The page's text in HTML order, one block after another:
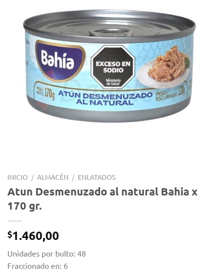
INICIO / ALMACÉN / ENLATADOS
Atun Desmenuzado al natural Bahia x
170 gr.
$1.460,00
Unidades por bulto: 48
Fraccionado en: 6